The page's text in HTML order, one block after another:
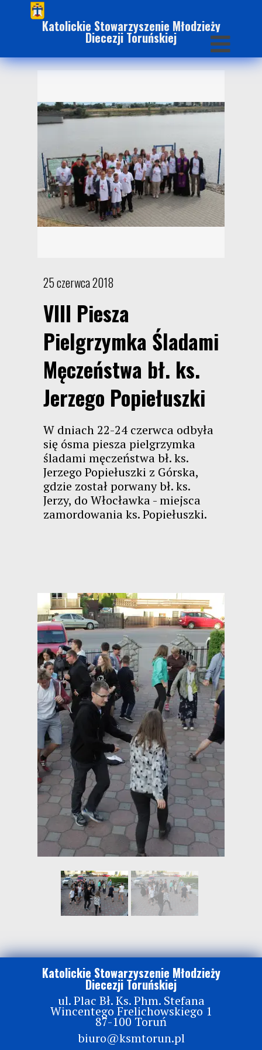
Katolickie Stowarzyszenie Młodzieży
Diecezji Toruńskiej
25 czerwca 2018
VIII Piesza
Pielgrzymka Śladami
Męczeństwa bł. ks.
Jerzego Popiełuszki
W dniach 22-24 czerwca odbyła
się ósma piesza pielgrzymka
śladami męczeństwa bł. ks.
Jerzego Popiełuszki z Górska,
gdzie został porwany bł. ks.
Jerzy, do Włocławka - miejsca
zamordowania ks. Popiełuszki.
Katolickie Stowarzyszenie Młodzieży
Diecezji Toruńskiej
ul. Plac Bł. Ks. Phm. Stefana
Wincentego Frelichowskiego 1
87-100 Toruń
biuro@ksmtorun.pl